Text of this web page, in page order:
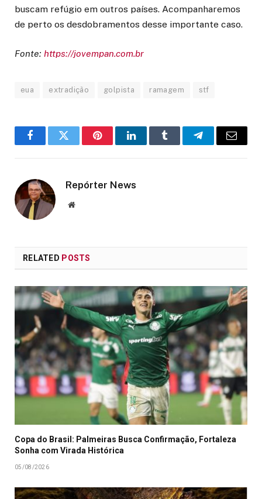
buscam refúgio em outros países. Acompanharemos
de perto os desdobramentos desse importante caso.
Fonte: https://jovempan.com.br
eua extradição golpista ramagem stf
FacebookTwitter PinterestLinkedInTumblr TelegramEmail
Repórter News
Website
RELATED POSTS
Copa do Brasil: Palmeiras Busca Confirmação, Fortaleza
Sonha com Virada Histórica
05/08/2026